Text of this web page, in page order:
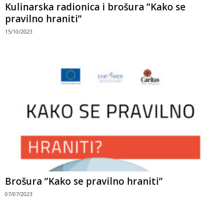
Kulinarska radionica i brošura ”Kako se
pravilno hraniti”
15/10/2023
Brošura ”Kako se pravilno hraniti”
07/07/2023